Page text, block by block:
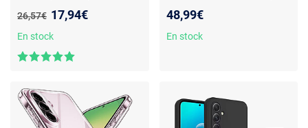
13
Ancien prix :
26,57€ Nouveau prix :
17,94€
En stock
pour Apple iPhone 15 Pro
Max
48,99€
En stock